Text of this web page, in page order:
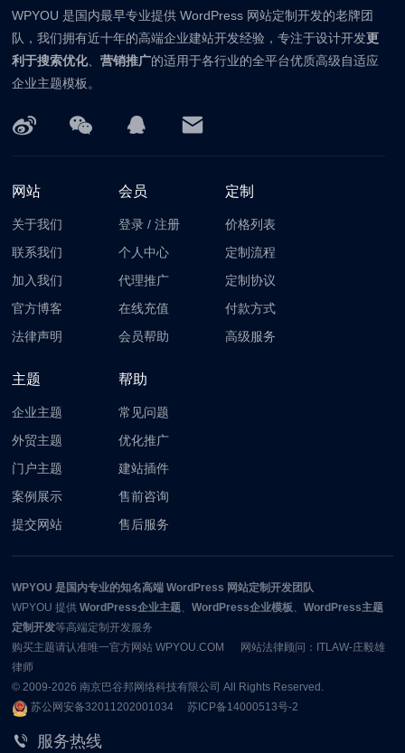
WPYOU 是国内最早专业提供 WordPress 网站定制开发的老牌团
队，我们拥有近十年的高端企业建站开发经验，专注于设计开发更
利于搜索优化、营销推广的适用于各行业的全平台优质高级自适应
企业主题模板。
网站
关于我们
联系我们
加入我们
官方博客
法律声明
会员
登录 /注册
个人中心
代理推广
在线充值
会员帮助
定制
价格列表
定制流程
定制协议
付款方式
高级服务
主题
企业主题
外贸主题
门户主题
案例展示
提交网站
帮助
常见问题
优化推广
建站插件
售前咨询
售后服务
WPYOU 是国内专业的知名高端 WordPress 网站定制开发团队
WPYOU 提供WordPress企业主题 、WordPress企业模板 、WordPress主题
定制开发等高端定制开发服务
购买主题请认准唯一官方网站 WPYOU.COM 网站法律顾问：ITLAW-庄毅雄
律师
© 2009-2026南京巴谷邦网络科技有限公司 All Rights Reserved.
苏公网安备32011202001034
苏ICP备14000513号-2
服务热线